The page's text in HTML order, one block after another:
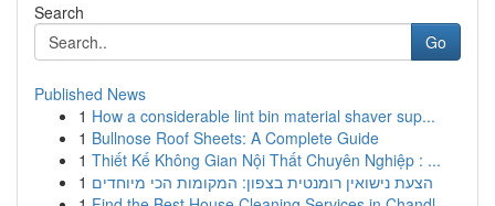
Search
Go
Published News
1 How a considerable lint bin material shaver sup...
1 Bullnose Roof Sheets: A Complete Guide
1 Thiết Kế Không Gian Nội Thất Chuyên Nghiệp : ...
1 הצעת נישואין רומנטית בצפון: המקומות הכי מיוחדים